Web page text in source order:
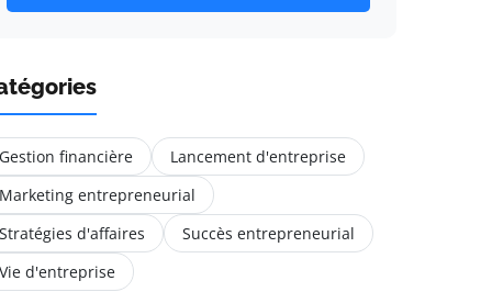
financière
Lancement d'entreprise
entrepreneurial
d'affaires
Succès entrepreneurial
d'entreprise